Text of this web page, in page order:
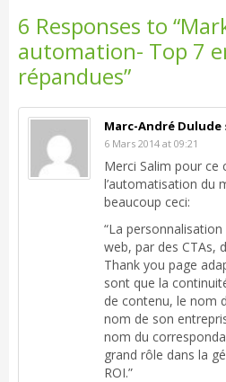
6 Responses to
automation- Top 7
répandues”
Marc-André Dulude
6 Mars 2014 at 09:21
Merci Salim pour ce
l’automatisation du
beaucoup ceci:
“La
web, par des CTAs,
Thank you page
sont que la
de contenu, le nom
nom de son
nom du
grand rôle dans la
ROI.”